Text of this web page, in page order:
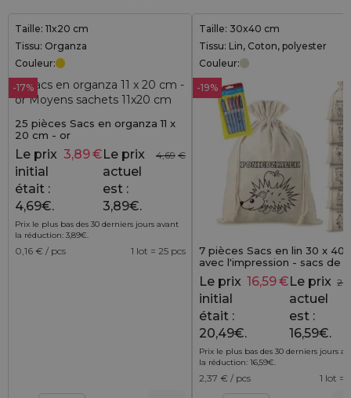
Taille: 11x20 cm
Tissu: Organza
Couleur:
-17%
25 pièces Sacs en organza 11 x
20 cm - or
4,69 €
Le prix
initial
était :
4,69€.
3,89€Le prix
actuel
est :
3,89€.
Prix le plus bas des 30 derniers jours avant
la réduction: 3,89€.
0,16 € / pcs 1 lot = 25 pcs
Taille: 30x40 cm
Tissu: Lin, Coton, polyester
Couleur:
-19%
7 pièces Sacs en lin 30 x 40
avec l'impression - sacs de
coloriage avec feutres
Le prix
initial
était :
20,49€.
16,59€Le prix
actuel
est :
16,59€.
Prix le plus bas des 30 derniers jours
la réduction: 16,59€.
2,37 € / pcs 1 lot =